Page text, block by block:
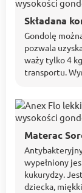
Składana
Gondolę
pozwala
waży tylko 4
transportu.
Materac
wypełniony
kukurydzy.
dziecka,